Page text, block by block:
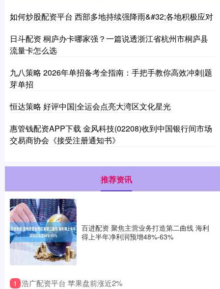
如何炒股配资平台 西部多地持续强降雨&#32;各地积极应对
日斗配资 桐庐办卡哪家强？一篇说透浙江省杭州市桐庐县
流量卡怎么选
九八策略 2026年单招备考全指南：手把手教你高效冲刺|题
芽单招
恒达策略 好评中国|全运会点亮大湾区文化星光
惠管钱配资APP下载 金风科技(02208)收到中国银行间市场
交易商协会《接受注册通知书》
推荐资讯
百进配资 聚焦主营业务打造第二曲线 海利
得上半年净利润预增48%-63%
1 ​浩广配资平台 苹果盘前涨近2%